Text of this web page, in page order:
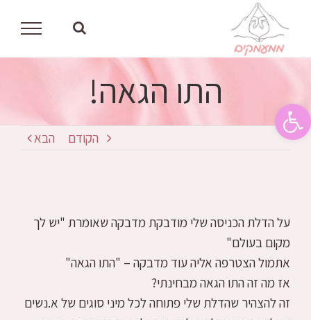
פתח סרגל נגישות
לתוכן
התו הגאה!
הקודם הבא
על הדלת הכניסה שלי מודבקת מדבקה שאומרת "יש לך
מקום בעולם"
אתמול הצטרפה אליה עוד מדבקה – "התו הגאה"
אז מה זה התו הגאה מבחינתי?
זה להצהיר שהדלת שלי פתוחה לכל מיני סוגים של א.נשים